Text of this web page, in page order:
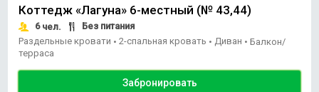
Коттедж «Лагуна» 6-местный (№ 43,44)
6чел.
Без питания
Раздельные кровати • 2-спальная кровать • Диван • Балкон/
терраса
Забронировать